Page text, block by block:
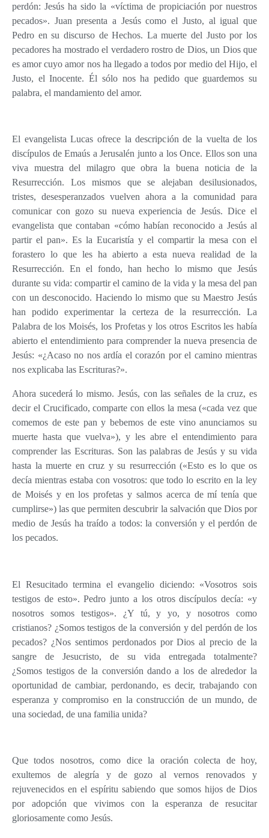
perdón: Jesús ha sido la «víctima de propiciación por nuestros
pecados». Juan presenta a Jesús como el Justo, al igual que
Pedro en su discurso de Hechos. La muerte del Justo por los
pecadores ha mostrado el verdadero rostro de Dios, un Dios que
es amor cuyo amor nos ha llegado a todos por medio del Hijo, el
Justo, el Inocente. Él sólo nos ha pedido que guardemos su
palabra, el mandamiento del amor.
El evangelista Lucas ofrece la descripción de la vuelta de los
discípulos de Emaús a Jerusalén junto a los Once. Ellos son una
viva muestra del milagro que obra la buena noticia de la
Resurrección. Los mismos que se alejaban desilusionados,
tristes, desesperanzados vuelven ahora a la comunidad para
comunicar con gozo su nueva experiencia de Jesús. Dice el
evangelista que contaban «cómo habían reconocido a Jesús al
partir el pan». Es la Eucaristía y el compartir la mesa con el
forastero lo que les ha abierto a esta nueva realidad de la
Resurrección. En el fondo, han hecho lo mismo que Jesús
durante su vida: compartir el camino de la vida y la mesa del pan
con un desconocido. Haciendo lo mismo que su Maestro Jesús
han podido experimentar la certeza de la resurrección. La
Palabra de los Moisés, los Profetas y los otros Escritos les había
abierto el entendimiento para comprender la nueva presencia de
Jesús: «¿Acaso no nos ardía el corazón por el camino mientras
nos explicaba las Escrituras?».
Ahora sucederá lo mismo. Jesús, con las señales de la cruz, es
decir el Crucificado, comparte con ellos la mesa («cada vez que
comemos de este pan y bebemos de este vino anunciamos su
muerte hasta que vuelva»), y les abre el entendimiento para
comprender las Escrituras. Son las palabras de Jesús y su vida
hasta la muerte en cruz y su resurrección («Esto es lo que os
decía mientras estaba con vosotros: que todo lo escrito en la ley
de Moisés y en los profetas y salmos acerca de mí tenía que
cumplirse») las que permiten descubrir la salvación que Dios por
medio de Jesús ha traído a todos: la conversión y el perdón de
los pecados.
El Resucitado termina el evangelio diciendo: «Vosotros sois
testigos de esto». Pedro junto a los otros discípulos decía: «y
nosotros somos testigos». ¿Y tú, y yo, y nosotros como
cristianos? ¿Somos testigos de la conversión y del perdón de los
pecados? ¿Nos sentimos perdonados por Dios al precio de la
sangre de Jesucristo, de su vida entregada totalmente?
¿Somos testigos de la conversión dando a los de alrededor la
oportunidad de cambiar, perdonando, es decir, trabajando con
esperanza y compromiso en la construcción de un mundo, de
una sociedad, de una familia unida?
Que todos nosotros, como dice la oración colecta de hoy,
exultemos de alegría y de gozo al vernos renovados y
rejuvenecidos en el espíritu sabiendo que somos hijos de Dios
por adopción que vivimos con la esperanza de resucitar
gloriosamente como Jesús.